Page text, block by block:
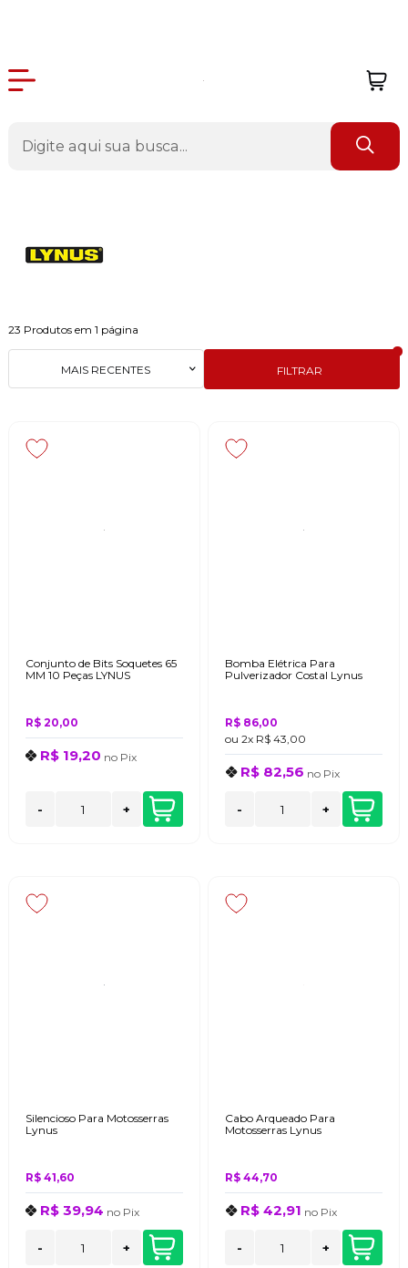
23 Produtos em 1 página
FILTRAR
MAIS RECENTES
Conjunto de Bits Soquetes 65
MM 10 Peças LYNUS
R$ 20,00
R$ 19,20 no Pix
- +
Bomba Elétrica Para
Pulverizador Costal Lynus
R$ 86,00
ou 2x R$ 43,00
R$ 82,56 no Pix
- +
Silencioso Para Motosserras
Lynus
R$ 41,60
R$ 39,94 no Pix
- +
Cabo Arqueado Para
Motosserras Lynus
R$ 44,70
R$ 42,91 no Pix
- +